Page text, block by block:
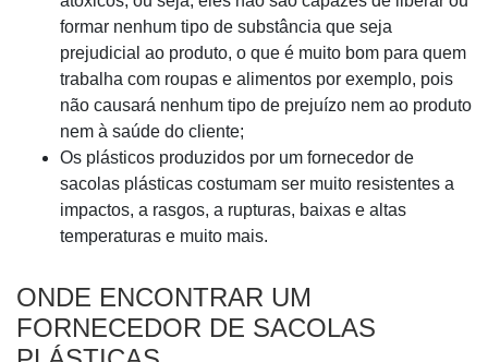
formar nenhum tipo de substância que seja
prejudicial ao produto, o que é muito bom para quem
trabalha com roupas e alimentos por exemplo, pois
não causará nenhum tipo de prejuízo nem ao produto
nem à saúde do cliente;
Os plásticos produzidos por um fornecedor de
sacolas plásticas costumam ser muito resistentes a
impactos, a rasgos, a rupturas, baixas e altas
temperaturas e muito mais.
ONDE ENCONTRAR UM
FORNECEDOR DE SACOLAS